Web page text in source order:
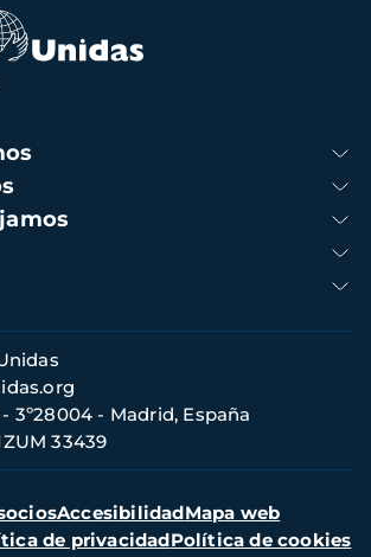
3º28004 - Madrid, España
33439
AccesibilidadMapa web
de privacidadPolítica de cookies